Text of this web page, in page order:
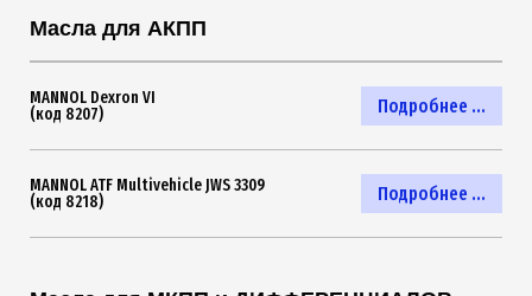
Масла для АКПП
Подробнее ...
MANNOL Dexron VI
(код 8207)
Подробнее ...
MANNOL ATF Multivehicle JWS 3309
(код 8218)